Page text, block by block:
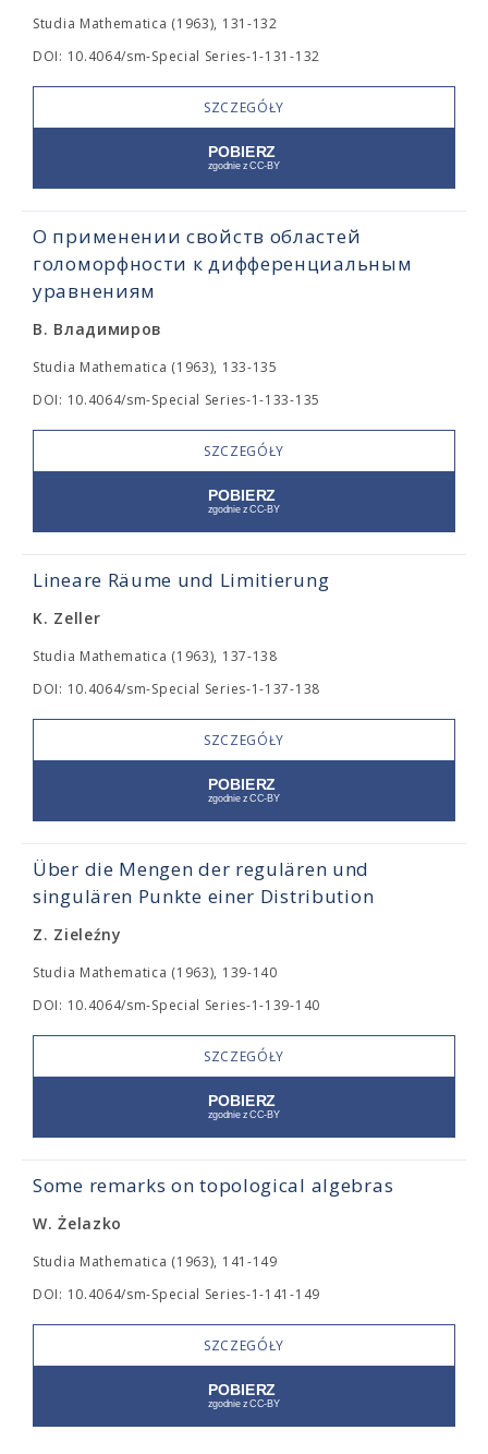
Studia Mathematica (1963), 131-132
DOI: 10.4064/sm-Special Series-1-131-132
SZCZEGÓŁY
О применении свойств областей
голоморфности к дифференциальным
уравнениям
В. Владимиров
Studia Mathematica (1963), 133-135
DOI: 10.4064/sm-Special Series-1-133-135
SZCZEGÓŁY
Lineare Räume und Limitierung
K. Zeller
Studia Mathematica (1963), 137-138
DOI: 10.4064/sm-Special Series-1-137-138
SZCZEGÓŁY
Über die Mengen der regulären und
singulären Punkte einer Distribution
Z. Zieleźny
Studia Mathematica (1963), 139-140
DOI: 10.4064/sm-Special Series-1-139-140
SZCZEGÓŁY
Some remarks on topological algebras
W. Żelazko
Studia Mathematica (1963), 141-149
DOI: 10.4064/sm-Special Series-1-141-149
SZCZEGÓŁY